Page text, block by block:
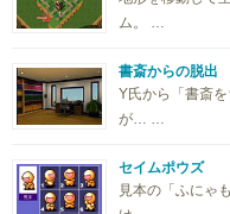
ム。 …
書斎からの脱出
Y氏から「書斎
が… …
セイムポウズ
見本の「ふにゃ